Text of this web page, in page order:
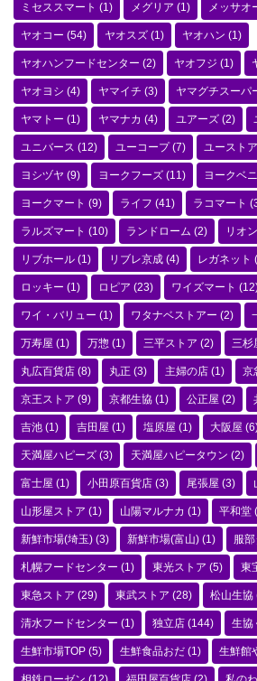
ミセススマート (1) メグリア (1) メッサオ
ヤオコー (54) ヤオスズ (1) ヤオハン (1)
ヤオハンフードセンター (2) ヤオフジ (1)
ヤオヨシ (4) ヤマイチ (3) ヤマグチスーパ
ヤマトー (1) ヤマナカ (4) ユアーズ (2)
ユニバース (12) ユーコープ(7) ユーストア
ヨシヅヤ (9) ヨークフーズ (11) ヨークベ
ヨークマート (9) ライフ (41) ラコマート
ラルズマート (10) ランドローム (2) リオ
リブホール (1) リブレ京成 (4) レガネット
ロッキー (1) ロピア (23) ワイズマート
ワイ・バリュー (1) ワタナベストアー (2)
万寿屋 (1) 万惣 (1) 三平ストア (2) 三杉
丸広百貨店 (8) 丸正 (3) 主婦の店 (1) 京
京王ストア (9) 京都生協 (1) 公正屋 (2)
吉池 (1) 吉田屋 (1) 塩原屋 (1) 大阪屋
天満屋ハピーズ (3) 天満屋ハピータウン (2)
富士屋 (1) 小田原百貨店 (3) 尾張屋 (3)
山形屋ストア (1) 山陽マルナカ (1) 平和堂
新鮮市場(埼玉) (3) 新鮮市場(富山) (1) 服
札幌フードセンター (1) 東光ストア (5) 東
東急ストア (29) 東武ストア (28) 松山生協
清水フードセンター (1) 独立店 (144) 生協
生鮮市場TOP (5) 生鮮食品おだ (1) 生鮮館